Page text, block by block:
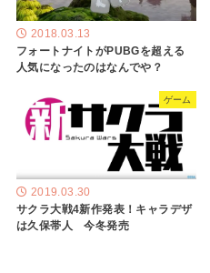
2018.03.13
フォートナイトがPUBGを超える
人気になったのはなんでや？
ゲーム
2019.03.30
サクラ大戦4新作発表！キャラデザ
は久保帯人 今冬発売